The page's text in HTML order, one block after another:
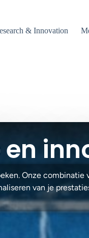
& Innovation
Onze combinatie
van je